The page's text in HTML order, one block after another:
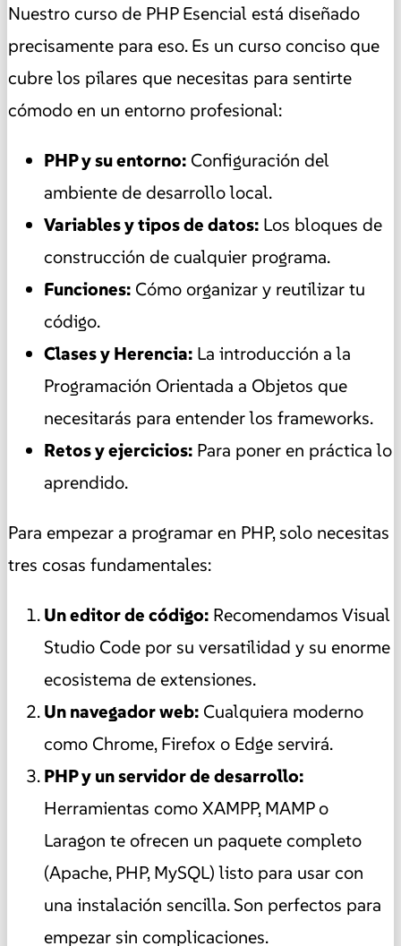
Nuestro curso de PHP Esencial está diseñado
precisamente para eso. Es un curso conciso que
cubre los pilares que necesitas para sentirte
cómodo en un entorno profesional:
PHP y su entorno: Configuración del
ambiente de desarrollo local.
Variables y tipos de datos: Los bloques de
construcción de cualquier programa.
Funciones: Cómo organizar y reutilizar tu
código.
Clases y Herencia: La introducción a la
Programación Orientada a Objetos que
necesitarás para entender los frameworks.
Retos y ejercicios: Para poner en práctica lo
aprendido.
Para empezar a programar en PHP, solo necesitas
tres cosas fundamentales:
Un editor de código: Recomendamos Visual
Studio Code por su versatilidad y su enorme
ecosistema de extensiones.
Un navegador web: Cualquiera moderno
como Chrome, Firefox o Edge servirá.
PHP y un servidor de desarrollo:
Herramientas como XAMPP, MAMP o
Laragon te ofrecen un paquete completo
(Apache, PHP, MySQL) listo para usar con
una instalación sencilla. Son perfectos para
empezar sin complicaciones.